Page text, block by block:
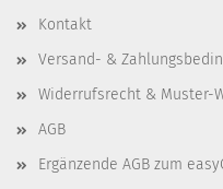
Kontakt
Versand- &
Widerrufsrecht & Muster-
AGB
Ergänzende AGB zum